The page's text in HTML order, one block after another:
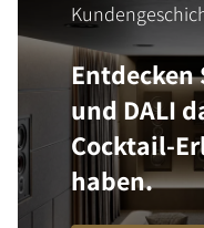
Entdecken
und DALI
Cocktail-
haben.